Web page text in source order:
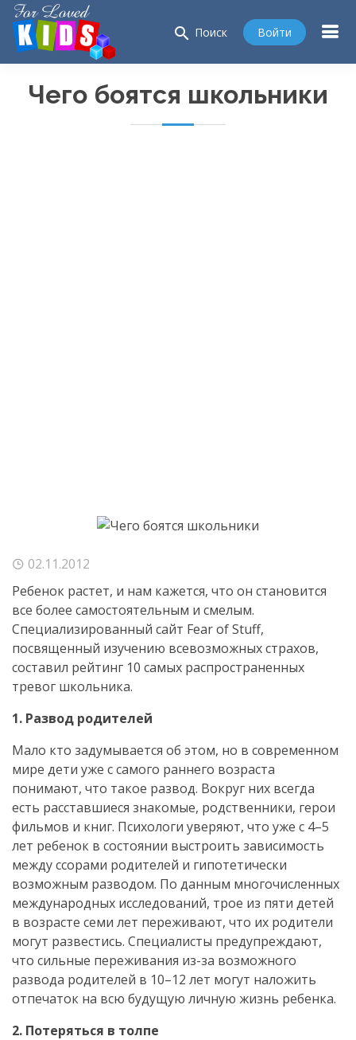
search Поиск Войти
Чего боятся школьники
02.11.2012
Ребенок растет, и нам кажется, что он становится
все более самостоятельным и смелым.
Специализированный сайт Fear of Stuff,
посвященный изучению всевозможных страхов,
составил рейтинг 10 самых распространенных
тревог школьника.
1. Развод родителей
Мало кто задумывается об этом, но в современном
мире дети уже с самого раннего возраста
понимают, что такое развод. Вокруг них всегда
есть расставшиеся знакомые, родственники, герои
фильмов и книг. Психологи уверяют, что уже с 4–5
лет ребенок в состоянии выстроить зависимость
между ссорами родителей и гипотетически
возможным разводом. По данным многочисленных
международных исследований, трое из пяти детей
в возрасте семи лет переживают, что их родители
могут развестись. Специалисты предупреждают,
что сильные переживания из-за возможного
развода родителей в 10–12 лет могут наложить
отпечаток на всю будущую личную жизнь ребенка.
2. Потеряться в толпе